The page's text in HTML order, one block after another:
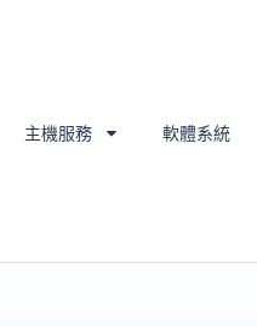
主機服務 軟體系統